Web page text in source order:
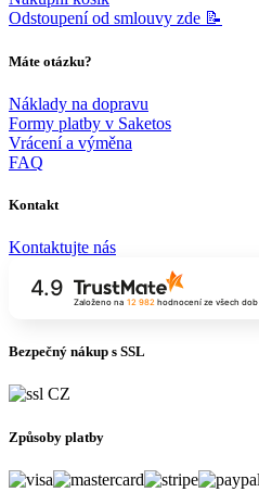
Odstoupení od smlouvy zde 📝
Máte otázku?
Náklady na dopravu
Formy platby v Saketos
Vrácení a výměna
FAQ
Kontakt
Kontaktujte nás
4.9
Založeno na 12 982hodnocení ze všech dob
Bezpečný nákup s SSL
Způsoby platby